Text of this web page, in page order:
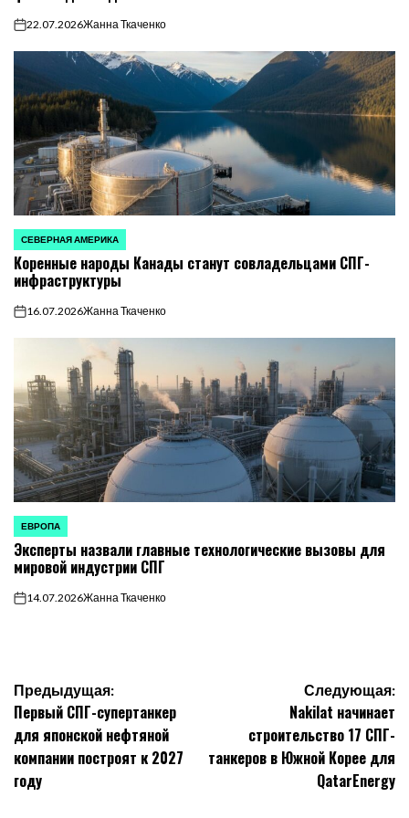
on22.07.2026Жанна Ткаченко
ОПУБЛИКОВАНО
В
СЕВЕРНАЯ АМЕРИКА
Коренные народы Канады станут совладельцами СПГ-
инфраструктуры
on16.07.2026Жанна Ткаченко
ОПУБЛИКОВАНО
В
ЕВРОПА
Эксперты назвали главные технологические вызовы для
мировой индустрии СПГ
on14.07.2026Жанна Ткаченко
Навигация
по
записям
Предыдущая:
Первый СПГ-супертанкер
для японской нефтяной
компании построят к 2027
году
Следующая:
Nakilat начинает
строительство 17 СПГ-
танкеров в Южной Корее для
QatarEnergy